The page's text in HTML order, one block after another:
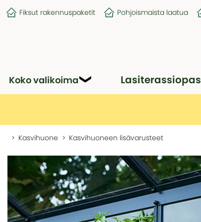
Fiksut rakennuspaketit Pohjoismaista laatua
Koko valikoima Lasiterassiopas
Kasvihuone Kasvihuoneen lisävarusteet